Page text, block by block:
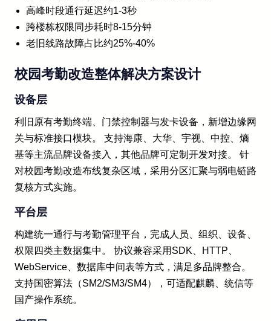
高峰时段通行延迟约1-3秒
跨楼栋权限同步耗时8-15分钟
老旧线路故障占比约25%-40%
校园考勤改造整体解决方案设计
设备层
利旧原有考勤终端、门禁控制器与发卡设备，新增边缘网
关与标准接口模块。 支持海康、大华、宇视、中控、熵
基等主流品牌设备接入，其他品牌可定制开发对接。 针
对校园考勤改造布线复杂区域，采用分区汇聚与弱电链路
复核方式实施。
平台层
构建统一通行与考勤管理平台，完成人员、组织、设备、
权限四类主数据集中。 协议兼容采用SDK、HTTP、
WebService、数据库中间表等方式，满足多品牌整合。
支持国密算法（SM2/SM3/SM4），可适配麒麟、统信等
国产操作系统。